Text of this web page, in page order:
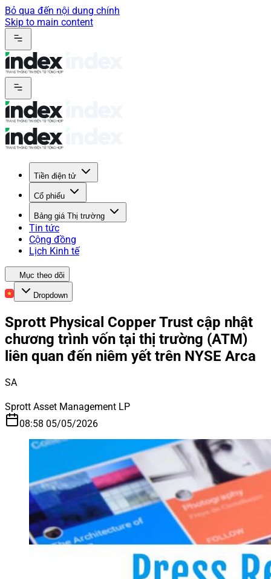
Bỏ qua đến nội dung chính
Skip to main content
Tiền điện tử
Cổ phiếu
Bảng giá Thị trường
Tin tức
Cộng đồng
Lịch Kinh tế
Mục theo dõi
Dropdown
Sprott Physical Copper Trust cập nhật
chương trình vốn tại thị trường (ATM)
liên quan đến niêm yết trên NYSE Arca
SA
Sprott Asset Management LP
08:58 05/05/2026